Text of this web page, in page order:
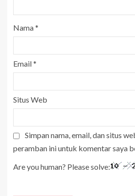
Nama*
Email*
Situs Web
Simpan nama, email, dan situs
peramban ini untuk komentar saya
Are you human? Please solve: